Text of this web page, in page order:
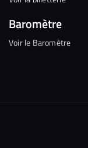
Baromètre
Voir le Baromètre